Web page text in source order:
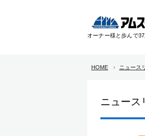
オーナー様と歩んで
HOME ニュース
ニュース